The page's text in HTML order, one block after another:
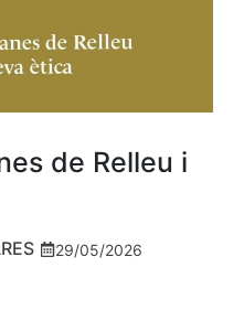
de Relleu i
29/05/2026